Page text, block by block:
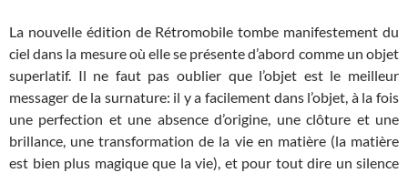
La nouvelle édition de Rétromobile tombe manifestement du
ciel dans la mesure où elle se présente d’abord comme un objet
superlatif. Il ne faut pas oublier que l’objet est le meilleur
messager de la surnature: il y a facilement dans l’objet, à la fois
une perfection et une absence d’origine, une clôture et une
brillance, une transformation de la vie en matière (la matière
est bien plus magique que la vie), et pour tout dire un silence